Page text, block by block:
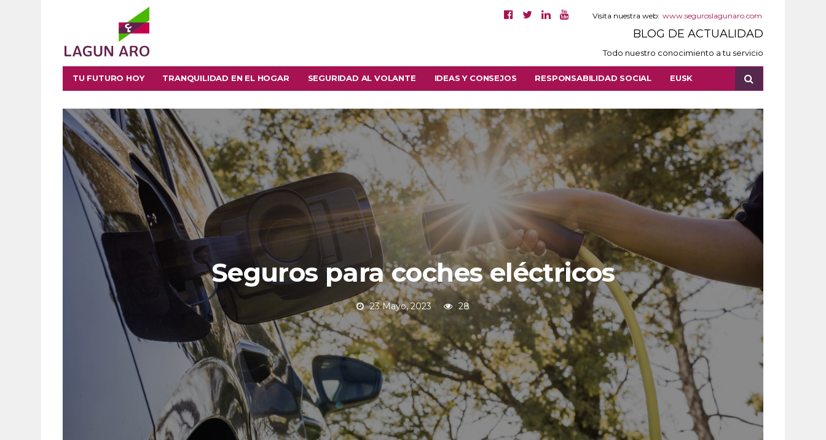
Visita nuestra web: www.seguroslagunaro.com
BLOG DE ACTUALIDAD
Todo nuestro conocimiento a tu servicio
TU FUTURO HOY TRANQUILIDAD EN EL HOGAR SEGURIDAD AL VOLANTE IDEAS Y CONSEJOS RESPONSABILIDAD SOCIAL EUSK
Seguros para coches eléctricos
23 Mayo, 2023 28